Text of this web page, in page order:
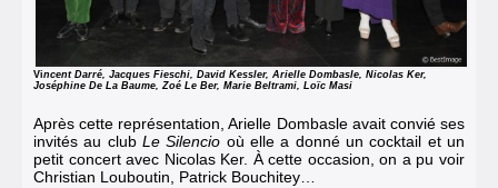
Vincent Darré, Jacques Fieschi, David Kessler, Arielle Dombasle, Nicolas Ker,
Joséphine De La Baume, Zoé Le Ber, Marie Beltrami, Loïc Masi
Après cette représentation, Arielle Dombasle avait convié ses
invités au club Le Silencio où elle a donné un cocktail et un
petit concert avec Nicolas Ker. À cette occasion, on a pu voir
Christian Louboutin, Patrick Bouchitey…